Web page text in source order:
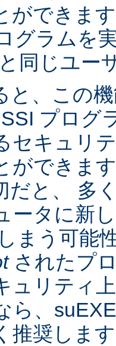
ができま
グラムを
同じユー
と、この
プログ
セキュリ
ができま
だと、 多
ータに新
まう可能
されたプ
ュリティ
ら、
推奨しま